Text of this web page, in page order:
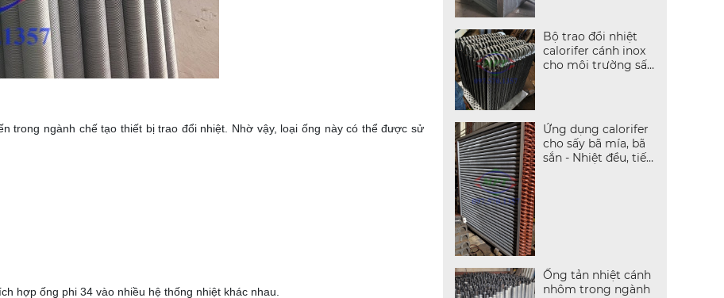
trong ngành chế tạo thiết bị trao đổi nhiệt. Nhờ vậy, loại ống này có thể được sử
hợp ống phi 34 vào nhiều hệ thống nhiệt khác nhau.
Bộ trao đổi nhiệt
calorifer cánh inox
cho môi trường sấy
Ứng dụng calorifer
cho sấy bã mía, bã
sắn - Nhiệt đều, tiết
Ống tản nhiệt cánh
nhôm trong ngành